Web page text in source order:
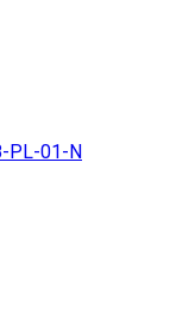
PL-01-N